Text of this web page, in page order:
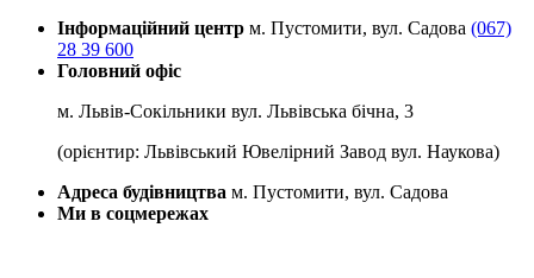
Інформаційний центр м. Пустомити, вул. Садова (067)
28 39 600
Головний офіс
м. Львів-Сокільники вул. Львівська бічна, 3
(орієнтир: Львівський Ювелірний Завод вул. Наукова)
Адреса будівництва м. Пустомити, вул. Садова
Ми в соцмережах